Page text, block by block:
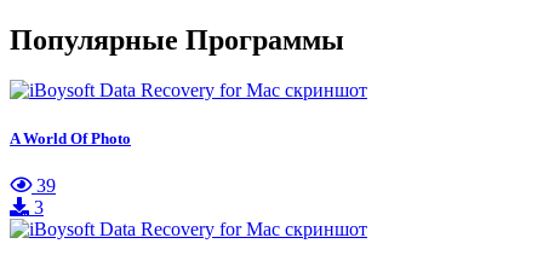
Популярные Программы
A World Of Photo
39
3